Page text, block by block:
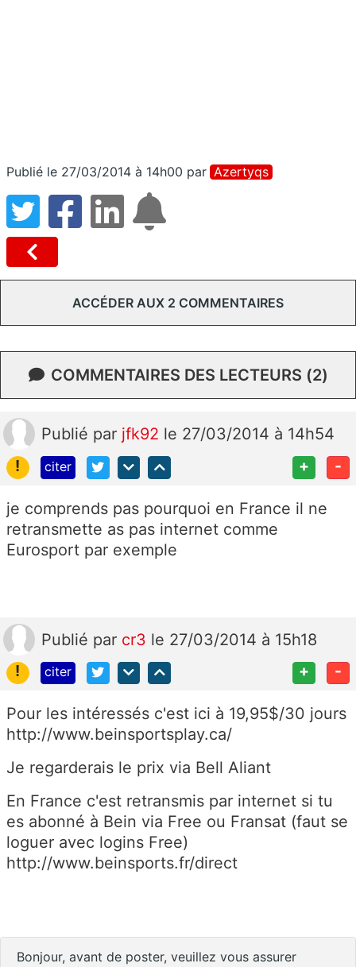
Publié le 27/03/2014 à 14h00 par Azertyqs
ACCÉDER AUX 2 COMMENTAIRES
COMMENTAIRES DES LECTEURS (2)
Publié par jfk92 le 27/03/2014 à 14h54
!
citer + -
je comprends pas pourquoi en France il ne
retransmette as pas internet comme
Eurosport par exemple
Publié par cr3 le 27/03/2014 à 15h18
!
citer + -
Pour les intéressés c'est ici à 19,95$/30 jours
http://www.beinsportsplay.ca/
Je regarderais le prix via Bell Aliant
En France c'est retransmis par internet si tu
es abonné à Bein via Free ou Fransat (faut se
loguer avec logins Free)
http://www.beinsports.fr/direct
Bonjour, avant de poster, veuillez vous assurer